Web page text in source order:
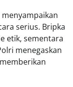
serius. Bripka
etik, sementara
menegaskan